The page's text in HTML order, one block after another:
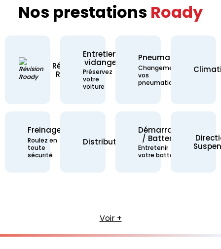
Nos prestations Roady
Révision
Roady
Révision Roady -
Entretien
vidange
Entretien vidange - Préservez votre
Préservez
votre
voiture
Pneumatique
Pneumatique -
Changement de
vos
pneumatiques
Freinage
Freinage - Roulez en toute sécurité
Roulez en
toute
sécurité
Distribution Distribution -
Démarrage
/ Batterie
Démarrage /
Entretenir
votre batterie
Voir +